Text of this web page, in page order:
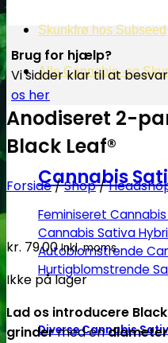
Skunkfrø hos Subseed
Alle Cannabis -og
Cannabis
Feminiseret
Cannabis Sativa
Autoblomstrende
Hurtigblomstrende
Diverse Cannabis
Brug for hjælp?
Vi sidder klar til at
os her
Anodiseret 2-
Black Leaf®
Forside/Shop/
kr. 79.00 Inkl. moms
Ikke på lager
Lad os introducere
grindermed en